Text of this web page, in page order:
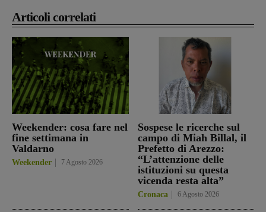
Articoli correlati
Weekender: cosa fare nel
fine settimana in
Valdarno
Weekender 7 Agosto 2026
Sospese le ricerche sul
campo di Miah Billal, il
Prefetto di Arezzo:
“L’attenzione delle
istituzioni su questa
vicenda resta alta”
Cronaca 6 Agosto 2026